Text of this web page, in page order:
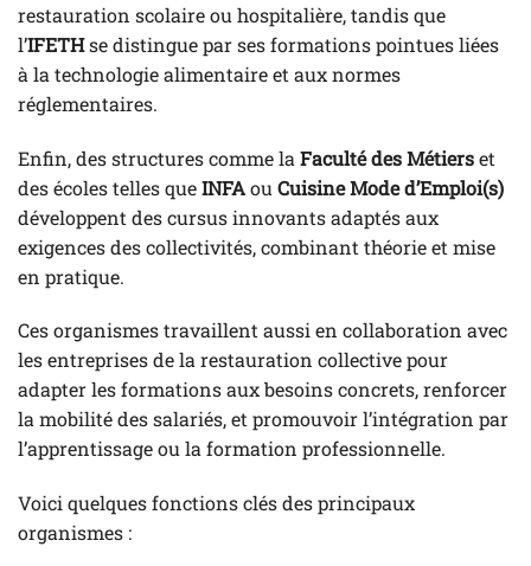
restauration scolaire ou hospitalière, tandis que
l’IFETHse distingue par ses formations pointues liées
à la technologie alimentaire et aux normes
réglementaires.
Enfin, des structures comme la Faculté des Métierset
des écoles telles queINFAou Cuisine Mode d’Emploi(s)
développent des cursus innovants adaptés aux
exigences des collectivités, combinant théorie et mise
en pratique.
Ces organismes travaillent aussi en collaboration avec
les entreprises de la restauration collective pour
adapter les formations aux besoins concrets, renforcer
la mobilité des salariés, et promouvoir l’intégration par
l’apprentissage ou la formation professionnelle.
Voici quelques fonctions clés des principaux
organismes :